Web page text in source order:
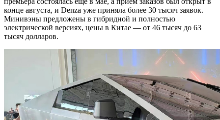
конце августа, и Denza уже приняла более 30 тысяч заявок.
Минивэны предложены в гибридной и полностью
электрической версиях, цены в Китае — от 46 тысяч до 63
тысяч долларов.